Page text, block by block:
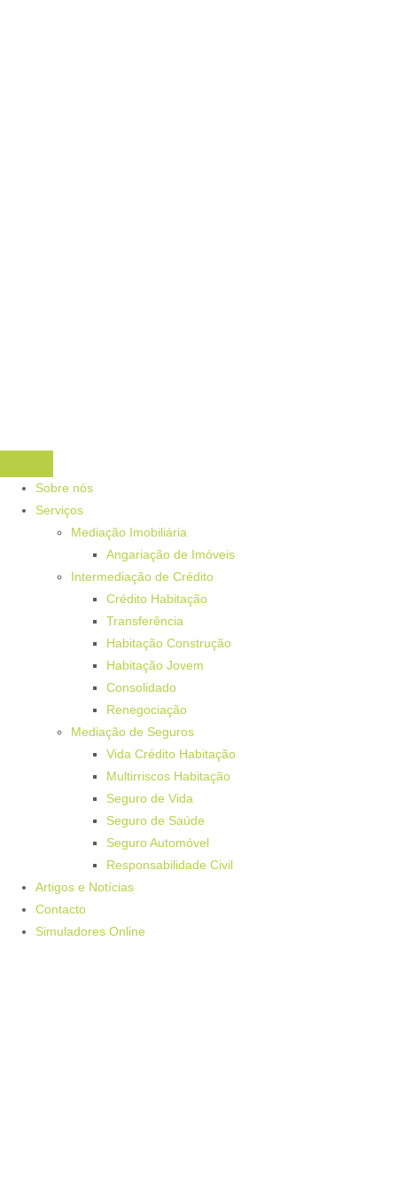
Sobre nós
Serviços
Mediação Imobiliária
Angariação de Imóveis
Intermediação de Crédito
Crédito Habitação
Transferência
Habitação Construção
Habitação Jovem
Consolidado
Renegociação
Mediação de Seguros
Vida Crédito Habitação
Multirriscos Habitação
Seguro de Vida
Seguro de Saúde
Seguro Automóvel
Responsabilidade Civil
Artigos e Notícias
Contacto
Simuladores Online